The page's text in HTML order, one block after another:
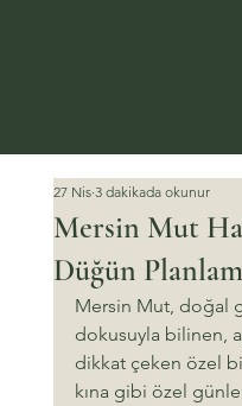
Mersin Mut
Düğün
27 Nis 3 dakikada okunur
Mersin Mut, doğal
dokusuyla bilinen,
dikkat çeken özel
kına gibi özel